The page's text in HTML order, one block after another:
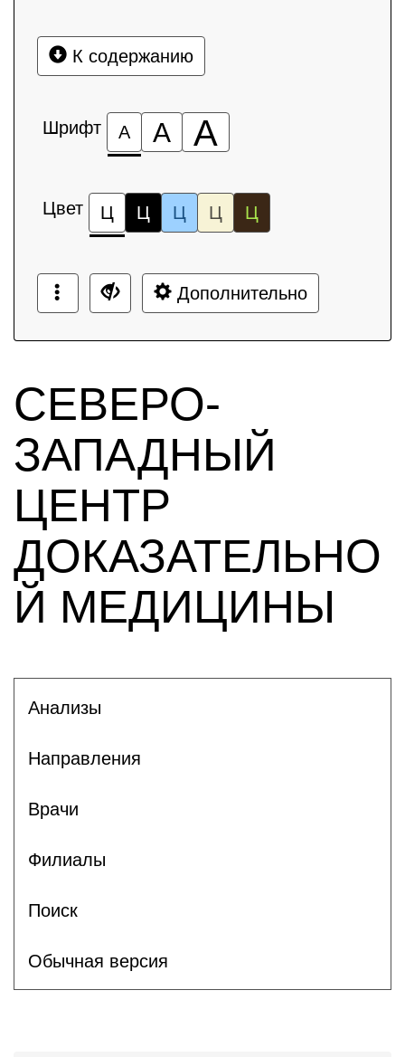
К содержанию
Шрифт А А А
Цвет Ц Ц Ц Ц Ц
Дополнительно
СЕВЕРО-
ЗАПАДНЫЙ
ЦЕНТР
ДОКАЗАТЕЛЬНО
Й МЕДИЦИНЫ
Анализы
Направления
Врачи
Филиалы
Поиск
Обычная версия